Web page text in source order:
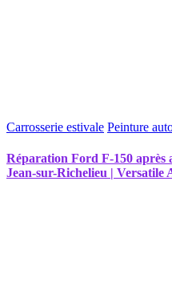
Carrosserie estivale Peinture
Réparation Ford F-150 après
Jean-sur-Richelieu | Versatile